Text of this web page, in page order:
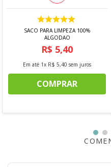
*Imagem meramente
SACO PARA LIMPEZA 100%
ALGODAO
R$ 5,40
Em até 1x R$ 5,40 sem juros
COMPRAR